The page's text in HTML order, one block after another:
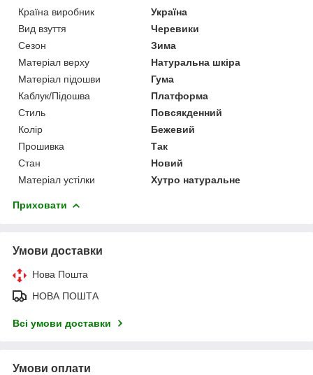
Країна виробник
Україна
Вид взуття
Черевики
Сезон
Зима
Матеріал верху
Натуральна шкіра
Матеріал підошви
Гума
Каблук/Підошва
Платформа
Стиль
Повсякденний
Колір
Бежевий
Прошивка
Так
Стан
Новий
Матеріал устілки
Хутро натуральне
Приховати
Умови доставки
Нова Пошта
НОВА ПОШТА
Всі умови доставки
Умови оплати